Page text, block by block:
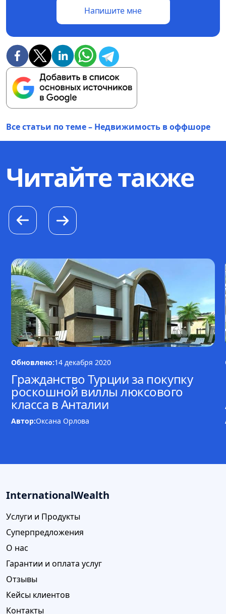
Напишите мне
Все статьи по теме – Недвижимость в оффшоре
Читайте также
Обновлено:14 декабря 2020
Гражданство Турции за покупку
роскошной виллы люксового
класса в Анталии
Автор:Оксана Орлова
InternationalWealth
Услуги и Продукты
Суперпредложения
О нас
Гарантии и оплата услуг
Отзывы
Кейсы клиентов
Контакты